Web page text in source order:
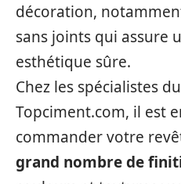
décoration,
sans joints qui assure
esthétique sûre.
Chez les spécialistes
Topciment.com, il est
commander votre
grand nombre de